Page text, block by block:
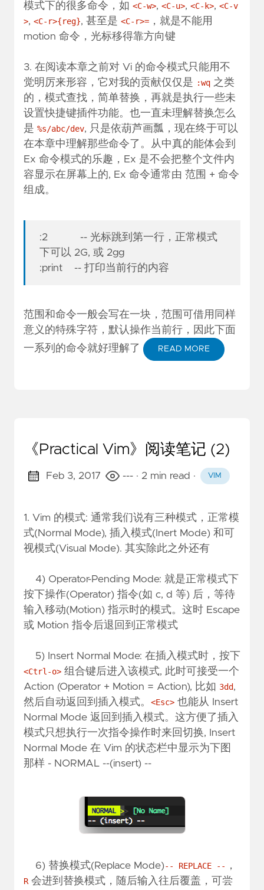
模式下的很多命令，如 <C-w>, <C-u>, <C-k>, <C-v
>, <C-r>{reg}, 甚至是 <C-r>= ，就是不能用
motion 命令，光标移得靠方向键
3. 在阅读本章之前对 Vi 的命令模式只能用不
觉明厉来形容，它对我的贡献仅仅是 :wq 之类
的，模式查找，简单替换，再就是执行一些未
设置快捷键插件功能。也一直未理解替换怎么
是 %s/abc/dev, 只是依葫芦画瓢，现在终于可以
在本章中理解那些命令了。从中真的能体会到
Ex 命令模式的乐趣，Ex 是不会把整个文件内
容显示在屏幕上的, Ex 命令通常由 范围 + 命令
组成。
:2 -- 光标跳到第一行，正常模式
下可以 2G, 或 2gg
:print -- 打印当前行的内容
范围和命令一般会写在一块，范围可借用同样
意义的特殊字符，默认操作当前行，因此下面
一系列的命令就好理解了
READ MORE
《Practical Vim》阅读笔记 (2)
Feb 3, 2017 --- · 2 min read · VIM
1. Vim 的模式: 通常我们说有三种模式，正常模
式(Normal Mode), 插入模式(Inert Mode) 和可
视模式(Visual Mode). 其实除此之外还有
4) Operator-Pending Mode: 就是正常模式下
按下操作(Operator) 指令(如 c, d 等) 后，等待
输入移动(Motion) 指示时的模式。这时 Escape
或 Motion 指令后退回到正常模式
5) Insert Normal Mode: 在插入模式时，按下
<Ctrl-o> 组合键后进入该模式, 此时可接受一个
Action (Operator + Motion = Action), 比如 3dd,
然后自动返回到插入模式。 <Esc> 也能从 Insert
Normal Mode 返回到插入模式。这方便了插入
模式只想执行一次指令操作时来回切换, Insert
Normal Mode 在 Vim 的状态栏中显示为下图
那样 - NORMAL --(insert) --
6) 替换模式(Replace Mode)-- REPLACE -- ，
R会进到替换模式，随后输入往后覆盖，可尝